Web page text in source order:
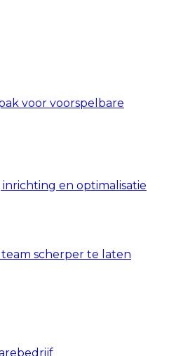
voor voorspelbare
en optimalisatie
scherper te laten